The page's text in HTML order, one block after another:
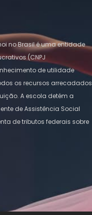
no Brasil é uma entidade
(CNPJ
de utilidade
os recursos arrecadados
A escola detém a
de Assistência Social
de tributos federais sobre